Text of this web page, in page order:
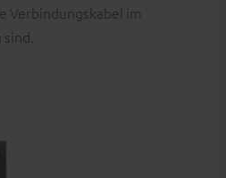
Verbindungskabel im
sind.